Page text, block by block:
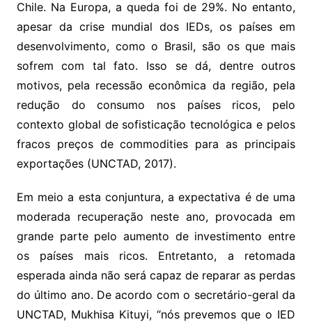
Chile. Na Europa, a queda foi de 29%. No entanto,
apesar da crise mundial dos IEDs, os países em
desenvolvimento, como o Brasil, são os que mais
sofrem com tal fato. Isso se dá, dentre outros
motivos, pela recessão econômica da região, pela
redução do consumo nos países ricos, pelo
contexto global de sofisticação tecnológica e pelos
fracos preços de commodities para as principais
exportações (UNCTAD, 2017).
Em meio a esta conjuntura, a expectativa é de uma
moderada recuperação neste ano, provocada em
grande parte pelo aumento de investimento entre
os países mais ricos. Entretanto, a retomada
esperada ainda não será capaz de reparar as perdas
do último ano. De acordo com o secretário-geral da
UNCTAD, Mukhisa Kituyi, “nós prevemos que o IED